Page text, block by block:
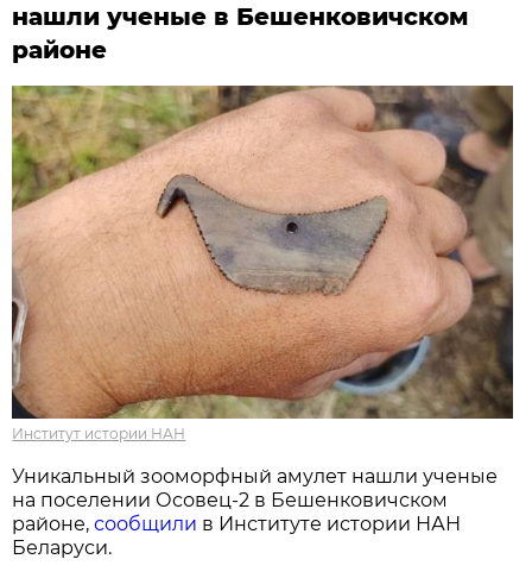
нашли ученые в Бешенковичском
районе
Институт истории НАН
Уникальный зооморфный амулет нашли ученые
на поселении Осовец-2 в Бешенковичском
районе,сообщили в Институте истории НАН
Беларуси.